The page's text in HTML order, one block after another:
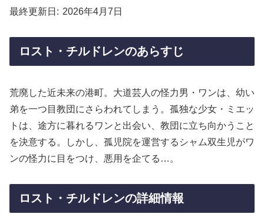
最終更新日 2026年4月7日
ロスト・チルドレンのあらすじ
荒廃した近未来の港町。大道芸人の怪力男・ワンは、幼い
弟を一つ目教団にさらわれてしまう。孤独な少女・ミエッ
トは、途方に暮れるワンと出会い、教団に立ち向かうこと
を決意する。しかし、孤児院を運営するシャム双生児がワ
ンの怪力に目をつけ、悪用を企てる…。
ロスト・チルドレンの詳細情報